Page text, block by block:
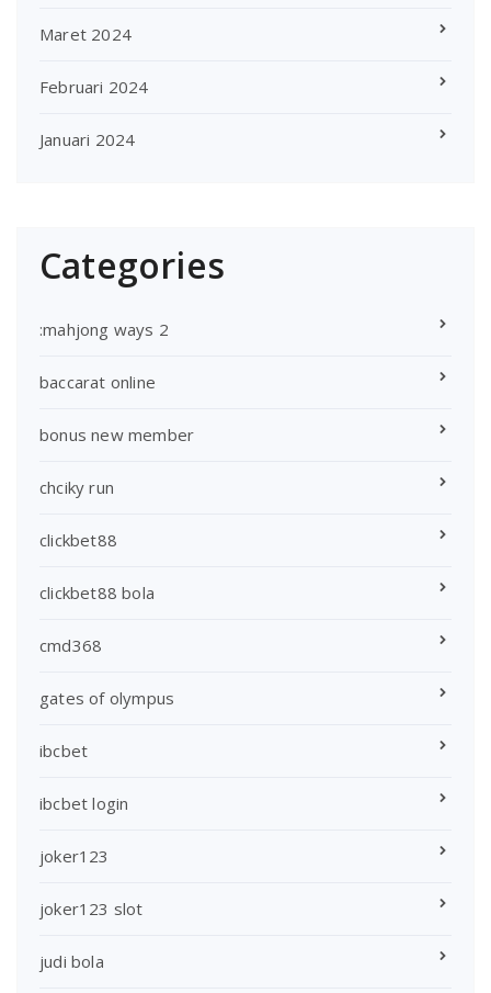
Maret 2024
Februari 2024
Januari 2024
Categories
:mahjong ways 2
baccarat online
bonus new member
chciky run
clickbet88
clickbet88 bola
cmd368
gates of olympus
ibcbet
ibcbet login
joker123
joker123 slot
judi bola